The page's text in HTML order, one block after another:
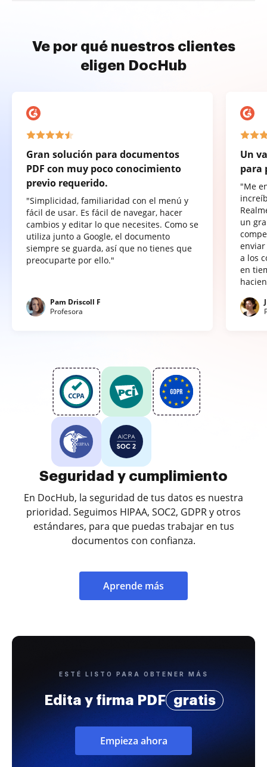
Ve por qué nuestros clientes
eligen DocHub
Gran solución para documentos
PDF con muy poco conocimiento
previo requerido.
"Simplicidad, familiaridad con el menú y
fácil de usar. Es fácil de navegar, hacer
cambios y editar lo que necesites. Como se
utiliza junto a Google, el documento
siempre se guarda, así que no tienes que
preocuparte por ello."
Pam Driscoll F
Profesora
Un
para
"Me
un
a los
en
Seguridad y cumplimiento
En DocHub, la seguridad de tus datos es nuestra
prioridad. Seguimos HIPAA, SOC2, GDPR y otros
estándares, para que puedas trabajar en tus
documentos con confianza.
Aprende más
ESTÉ LISTO PARA OBTENER MÁS
Edita y firma PDF gratis
Empieza ahora